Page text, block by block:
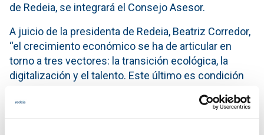
de Redeia, se integrará el Consejo Asesor.
A juicio de la presidenta de Redeia, Beatriz Corredor,
“el crecimiento económico se ha de articular en
torno a tres vectores: la transición ecológica, la
digitalización y el talento. Este último es condición
este aspecto, la mujer tiene mucho que aportar. No
podremos construir un futuro más sostenible sin